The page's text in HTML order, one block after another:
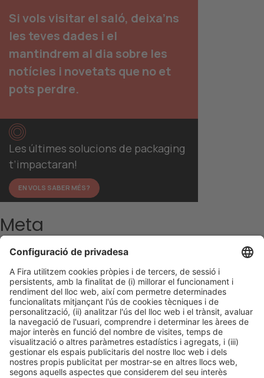
Si vols visitar el saló, deixa’ns
les teves dades i el
mantindrem al dia sobre les
notícies i novetats que no et
pots perdre.
Les últimes solucions de packaging
t’impactaran!
EN VOLS SABER MÉS?
Meta
Entra
Canal de les entrades
Canal dels comentaris
WordPress.org (en anglès)